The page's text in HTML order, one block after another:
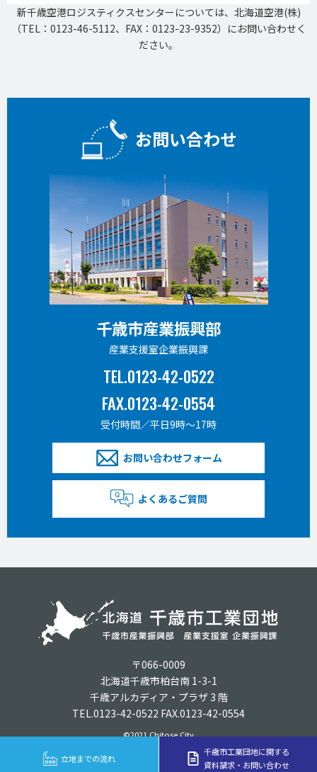
新千歳空港ロジスティクスセンターについては、北海道空港(株)
（TEL：0123-46-5112、FAX：0123-23-9352）にお問い合わせく
ださい。
お問い合わせ
千歳市産業振興部
産業支援室企業振興課
TEL.0123-42-0522
FAX.0123-42-0554
受付時間／平日9時〜17時
お問い合わせフォーム
よくあるご質問
〒066-0009
北海道千歳市柏台南 1-3-1
千歳アルカディア・プラザ 3 階
TEL.0123-42-0522 FAX.0123-42-0554
©2021 Chitose City
立地までの流れ
千歳市工業団地に関する
資料請求・お問い合わせ